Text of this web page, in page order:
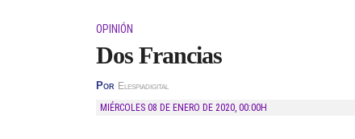
OPINIÓN
Dos Francias
Por Elespiadigital
MIÉRCOLES 08 DE ENERO DE 2020, 00:00H